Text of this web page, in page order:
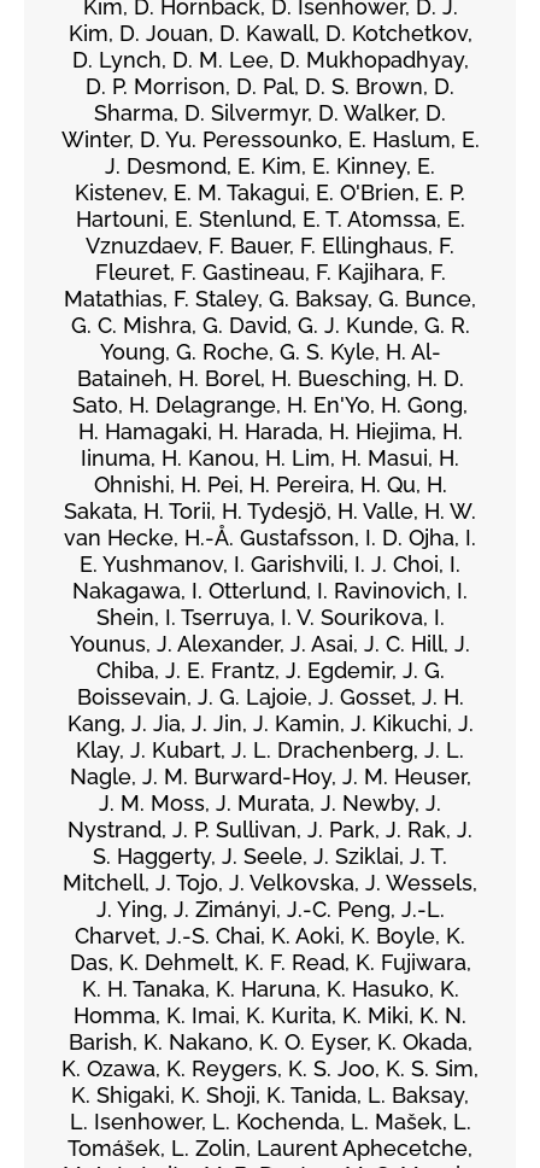
Kim, D. Hornback, D. Isenhower, D. J.
Kim, D. Jouan, D. Kawall, D. Kotchetkov,
D. Lynch, D. M. Lee, D. Mukhopadhyay,
D. P. Morrison, D. Pal, D. S. Brown, D.
Sharma, D. Silvermyr, D. Walker, D.
Winter, D. Yu. Peressounko, E. Haslum, E.
J. Desmond, E. Kim, E. Kinney, E.
Kistenev, E. M. Takagui, E. O'Brien, E. P.
Hartouni, E. Stenlund, E. T. Atomssa, E.
Vznuzdaev, F. Bauer, F. Ellinghaus, F.
Fleuret, F. Gastineau, F. Kajihara, F.
Matathias, F. Staley, G. Baksay, G. Bunce,
G. C. Mishra, G. David, G. J. Kunde, G. R.
Young, G. Roche, G. S. Kyle, H. Al-
Bataineh, H. Borel, H. Buesching, H. D.
Sato, H. Delagrange, H. En'Yo, H. Gong,
H. Hamagaki, H. Harada, H. Hiejima, H.
Iinuma, H. Kanou, H. Lim, H. Masui, H.
Ohnishi, H. Pei, H. Pereira, H. Qu, H.
Sakata, H. Torii, H. Tydesjö, H. Valle, H. W.
van Hecke, H.-Å. Gustafsson, I. D. Ojha, I.
E. Yushmanov, I. Garishvili, I. J. Choi, I.
Nakagawa, I. Otterlund, I. Ravinovich, I.
Shein, I. Tserruya, I. V. Sourikova, I.
Younus, J. Alexander, J. Asai, J. C. Hill, J.
Chiba, J. E. Frantz, J. Egdemir, J. G.
Boissevain, J. G. Lajoie, J. Gosset, J. H.
Kang, J. Jia, J. Jin, J. Kamin, J. Kikuchi, J.
Klay, J. Kubart, J. L. Drachenberg, J. L.
Nagle, J. M. Burward-Hoy, J. M. Heuser,
J. M. Moss, J. Murata, J. Newby, J.
Nystrand, J. P. Sullivan, J. Park, J. Rak, J.
S. Haggerty, J. Seele, J. Sziklai, J. T.
Mitchell, J. Tojo, J. Velkovska, J. Wessels,
J. Ying, J. Zimányi, J.-C. Peng, J.-L.
Charvet, J.-S. Chai, K. Aoki, K. Boyle, K.
Das, K. Dehmelt, K. F. Read, K. Fujiwara,
K. H. Tanaka, K. Haruna, K. Hasuko, K.
Homma, K. Imai, K. Kurita, K. Miki, K. N.
Barish, K. Nakano, K. O. Eyser, K. Okada,
K. Ozawa, K. Reygers, K. S. Joo, K. S. Sim,
K. Shigaki, K. Shoji, K. Tanida, L. Baksay,
L. Isenhower, L. Kochenda, L. Mašek, L.
Tomášek, L. Zolin, Laurent Aphecetche,